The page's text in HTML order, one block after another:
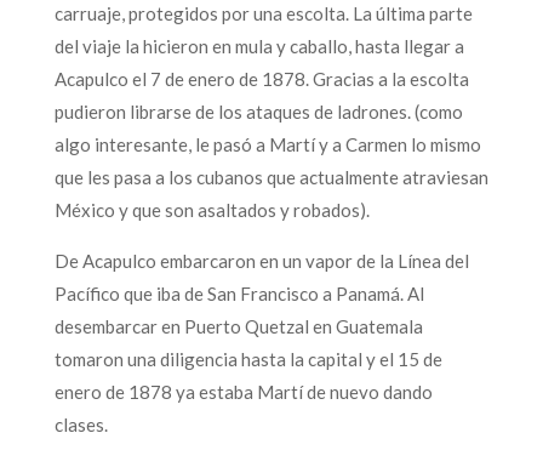
carruaje, protegidos por una escolta. La última parte
del viaje la hicieron en mula y caballo, hasta llegar a
Acapulco el 7 de enero de 1878. Gracias a la escolta
pudieron librarse de los ataques de ladrones. (como
algo interesante, le pasó a Martí y a Carmen lo mismo
que les pasa a los cubanos que actualmente atraviesan
México y que son asaltados y robados).
De Acapulco embarcaron en un vapor de la Línea del
Pacífico que iba de San Francisco a Panamá. Al
desembarcar en Puerto Quetzal en Guatemala
tomaron una diligencia hasta la capital y el 15 de
enero de 1878 ya estaba Martí de nuevo dando
clases.